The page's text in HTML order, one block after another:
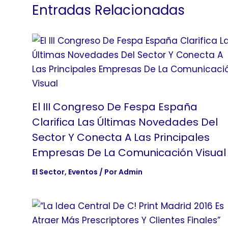
Entradas Relacionadas
El III Congreso De Fespa España
Clarifica Las Últimas Novedades Del
Sector Y Conecta A Las Principales
Empresas De La Comunicación Visual
El Sector, Eventos / PorAdmin